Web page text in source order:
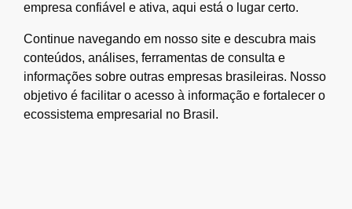
empresa confiável e ativa, aqui está o lugar certo.
Continue navegando em nosso site e descubra mais
conteúdos, análises, ferramentas de consulta e
informações sobre outras empresas brasileiras. Nosso
objetivo é facilitar o acesso à informação e fortalecer o
ecossistema empresarial no Brasil.